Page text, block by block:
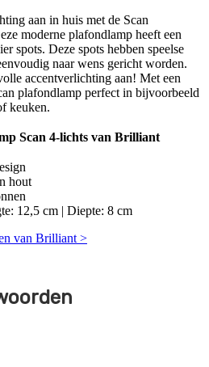
aan in huis met de Scan
moderne plafondlamp heeft een
spots. Deze spots hebben speelse
naar wens gericht worden.
accentverlichting aan! Met een
plafondlamp perfect in bijvoorbeeld
keuken.
Scan 4-lichts van Brilliant
hout
12,5 cm | Diepte: 8 cm
van Brilliant >